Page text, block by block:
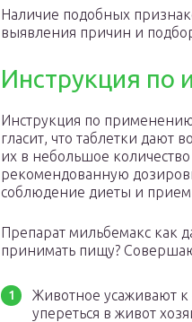
Наличие подобных
выявления причин и
Инструкция по
Инструкция по
гласит, что таблетки дают
их в небольшое
рекомендованную
соблюдение диеты и прием
Препарат мильбемакс как
принимать пищу?
Животное усаживают
упереться в живот